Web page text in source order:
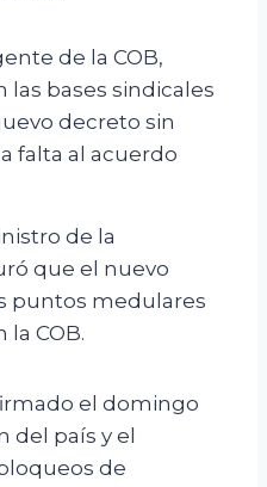
de la COB,
las bases sindicales
decreto sin
falta al acuerdo
de la
que el nuevo
puntos medulares
COB.
el domingo
del país y el
de